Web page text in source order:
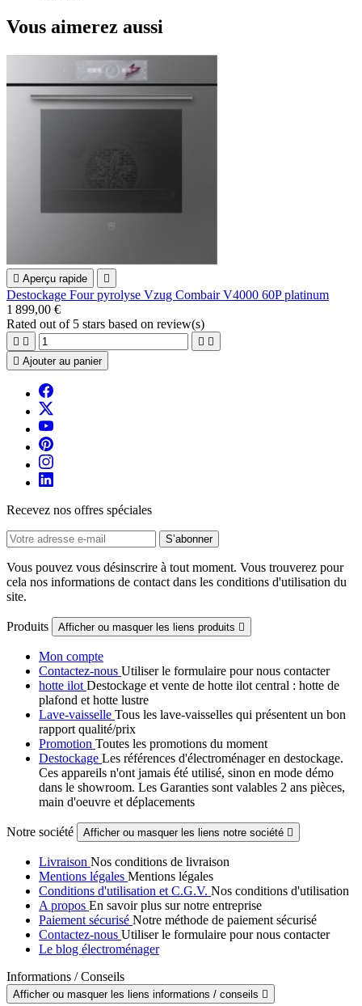
Vous aimerez aussi
 Aperçu rapide 
Destockage Four pyrolyse Vzug Combair V4000 60P platinum
1 899,00 €
Rated out of 5 stars based on review(s)
   
 Ajouter au panier
Recevez nos offres spéciales
Vous pouvez vous désinscrire à tout moment. Vous trouverez pour
cela nos informations de contact dans les conditions d'utilisation du
site.
Produits Afficher ou masquer les liens produits 
Mon compte
Contactez-nous Utiliser le formulaire pour nous contacter
hotte ilot Destockage et vente de hotte ilot central : hotte de
plafond et hotte lustre
Lave-vaisselle Tous les lave-vaisselles qui présentent un bon
rapport qualité/prix
Promotion Toutes les promotions du moment
Destockage Les références d'électroménager en destockage.
Ces appareils n'ont jamais été utilisé, sinon en mode démo
dans le showroom. Les Garanties sont valables 2 ans pièces,
main d'oeuvre et déplacements
Notre société Afficher ou masquer les liens notre société 
Livraison Nos conditions de livraison
Mentions légales Mentions légales
Conditions d'utilisation et C.G.V. Nos conditions d'utilisation
A propos En savoir plus sur notre entreprise
Paiement sécurisé Notre méthode de paiement sécurisé
Contactez-nous Utiliser le formulaire pour nous contacter
Le blog électroménager
Informations / Conseils
Afficher ou masquer les liens informations / conseils 